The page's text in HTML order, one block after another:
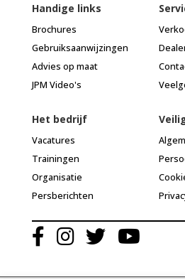
Handige links
Brochures
Gebruiksaanwijzingen
Advies op maat
JPM Video's
Het bedrijf
Vacatures
Trainingen
Organisatie
Persberichten